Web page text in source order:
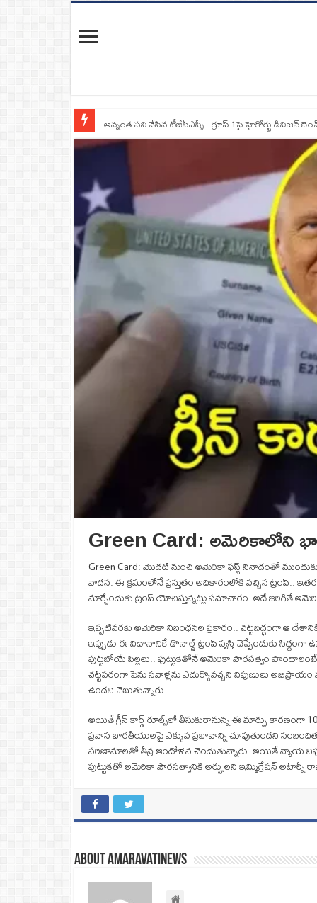
నిరుద్యోగులకు భలే న్యూస్.. ఆర్టీసీలో డ్రైవర్, కండక్టర్‌
అన్నంత పని చేసిన టీజీపీఎస్సీ.. గ్రూప్‌ 1పై హైకోర్టు డివిజన్‌
Green Card: అమెరికాలోని
Green Card: మొదటి నుంచి అమెరికా ఫస్ట్ నినాదంతో
వాదన. ఈ క్రమంలోనే ప్రస్తుతం అధికారంలోకి వచ్చిన ట్రంప్.. ఇతర
మార్చేందుకు ట్రంప్ యోచిస్తున్నట్లు సమాచారం. అదే జరిగితే
ఇప్పటివరకు అమెరికా నిబంధనల ప్రకారం.. చట్టబద్ధంగా ఆ
ఇప్పుడు ఈ విధానానికే డొనాల్డ్ ట్రంప్ స్వస్తి చెప్పేందుకు
పుట్టబోయే పిల్లలు.. పుట్టుకతోనే అమెరికా పౌరసత్వం
చట్టపరంగా పెను సవాళ్లను ఎదుర్కొవచ్చని నిపుణులు
ఉందని చెబుతున్నారు.
అయితే గ్రీన్ కార్డ్ రూల్స్‌లో తీసుకురానున్న ఈ మార్పు కారణంగా
ప్రవాస భారతీయులపై ఎక్కువ ప్రభావాన్ని చూపుతుందని
పరిణామాలతో తీవ్ర ఆందోళన చెందుతున్నారు. అయితే న్యాయ
పుట్టుకతో అమెరికా పౌరసత్వానికి అర్హులని ఇమ్మిగ్రేషన్ అటార్నీ
About amaravatinews